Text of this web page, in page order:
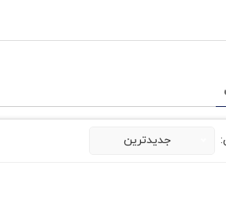
جدیدترین